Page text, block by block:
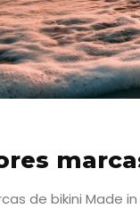
de bikini Made